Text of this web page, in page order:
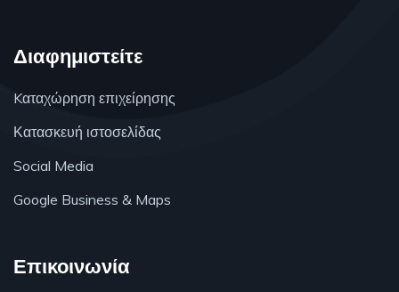
Διαφημιστείτε
Kαταχώρηση επιχείρησης
Κατασκευή ιστοσελίδας
Social Media
Google Business & Maps
Επικοινωνία